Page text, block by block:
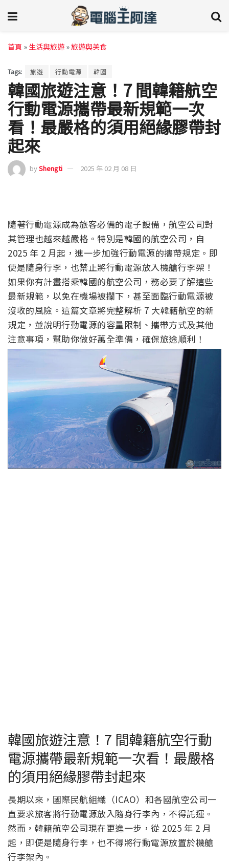
首頁 » 生活與旅遊 »旅遊與美食
Tags: 旅遊 行動電源 韓國
韓國旅遊注意！7 間韓籍航空
行動電源攜帶最新規範一次
看！最嚴格的須用絕緣膠帶封
起來
byShengti 2025 年 02 月 08 日
隨著行動電源成為旅客必備的電子設備，航空公司對
其管理也越來越嚴格。特別是韓國的航空公司，自
2025 年 2 月起，進一步加強行動電源的攜帶規定。即
使是隨身行李，也禁止將行動電源放入機艙行李架！
如果你有計畫搭乘韓國的航空公司，務必要了解這些
最新規範，以免在機場被攔下，甚至面臨行動電源被
沒收的風險。這篇文章將完整解析 7 大韓籍航空的新
規定，並說明行動電源的容量限制、攜帶方式及其他
注意事項，幫助你做好萬全準備，確保旅途順利！
韓國旅遊注意！7 間韓籍航空行動
電源攜帶最新規範一次看！最嚴格
的須用絕緣膠帶封起來
長期以來，國際民航組織（ICAO）和各國航空公司一
直要求旅客將行動電源放入隨身行李內，不得託運。
然而，韓籍航空公司現在更進一步，從 2025 年 2 月
起，即便是隨身行李，也不得將行動電源放置於機艙
行李架內。